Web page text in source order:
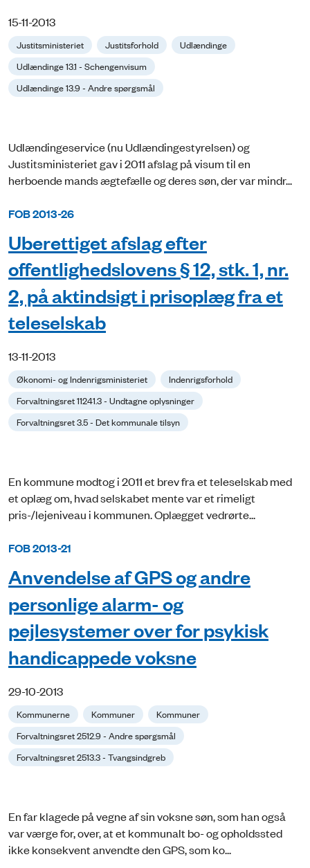
15-11-2013
Justitsministeriet Justitsforhold
Udlændinge
Udlændinge 13.1 - Schengenvisum
Udlændinge 13.9 - Andre spørgsmål
Udlændingeservice (nu Udlændingestyrelsen) og
Justitsministeriet gav i 2011 afslag på visum til en
herboende mands ægtefælle og deres søn, der var mindr...
FOB 2013-26
Uberettiget afslag efter
offentlighedslovens § 12, stk. 1, nr.
2, på aktindsigt i prisoplæg fra et
teleselskab
13-11-2013
Økonomi- og Indenrigsministeriet
Indenrigsforhold
Forvaltningsret 11241.3 - Undtagne oplysninger
Forvaltningsret 3.5 - Det kommunale tilsyn
En kommune modtog i 2011 et brev fra et teleselskab med
et oplæg om, hvad selskabet mente var et rimeligt
pris-/lejeniveau i kommunen. Oplægget vedrørte...
FOB 2013-21
Anvendelse af GPS og andre
personlige alarm- og
pejlesystemer over for psykisk
handicappede voksne
29-10-2013
Kommunerne Kommuner
Kommuner
Forvaltningsret 2512.9 - Andre spørgsmål
Forvaltningsret 2513.3 - Tvangsindgreb
En far klagede på vegne af sin voksne søn, som han også
var værge for, over, at et kommunalt bo- og opholdssted
ikke konsekvent anvendte den GPS, som ko...